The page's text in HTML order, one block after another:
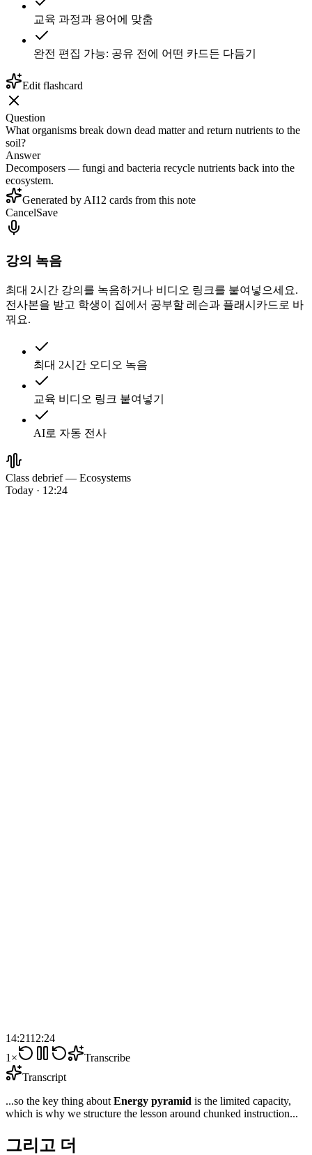
교육 과정과 용어에 맞춤
완전 편집 가능: 공유 전에 어떤 카드든 다듬기
Edit flashcard
Question
What organisms break down dead matter and return nutrients to the
soil?
Answer
Decomposers — fungi and bacteria recycle nutrients back into the
ecosystem.
Generated by AI12 cards from this note
CancelSave
강의 녹음
최대 2시간 강의를 녹음하거나 비디오 링크를 붙여넣으세요.
전사본을 받고 학생이 집에서 공부할 레슨과 플래시카드로 바
꿔요.
최대 2시간 오디오 녹음
교육 비디오 링크 붙여넣기
AI로 자동 전사
Class debrief — Ecosystems
Today · 12:24
14:2112:24
1×
Transcribe
Transcript
...so the key thing about Energy pyramid is the limited capacity,
which is why we structure the lesson around chunked instruction...
그리고 더